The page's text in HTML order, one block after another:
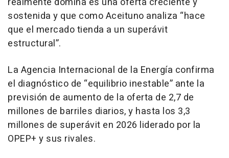
sostenida y que como Aceituno analiza “hace
que el mercado tienda a un superávit
estructural”.
La Agencia Internacional de la Energía confirma
el diagnóstico de “equilibrio inestable” ante la
previsión de aumento de la oferta de 2,7 de
millones de barriles diarios, y hasta los 3,3
millones de superávit en 2026 liderado por la
OPEP+ y sus rivales.